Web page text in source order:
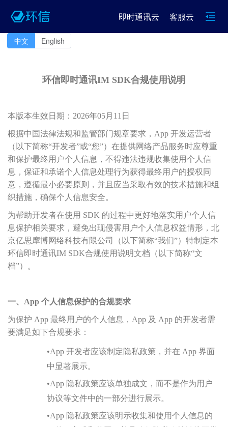
即时通讯云 客服云
中文 English
环信即时通讯IM SDK合规使用说明
本版本生效日期：2026年05月11日
根据中国法律法规和监管部门规章要求，App 开发运营者
（以下简称“开发者”或“您”）在提供网络产品服务时应尊重
和保护最终用户个人信息，不得违法违规收集使用个人信
息，保证和承诺个人信息处理行为获得最终用户的授权同
意，遵循最小必要原则，并且应当采取有效的技术措施和组
织措施，确保个人信息安全。
为帮助开发者在使用 SDK 的过程中更好地落实用户个人信
息保护相关要求，避免出现侵害用户个人信息权益情形，北
京亿思摩博网络科技有限公司（以下简称“我们”）特制定本
环信即时通讯IM SDK合规使用说明文档（以下简称“文
档”）。
一、App 个人信息保护的合规要求
为保护 App 最终用户的个人信息，App 及 App 的开发者需
要满足如下合规要求：
•App 开发者应该制定隐私政策，并在 App 界面
中显著展示。
•App 隐私政策应该单独成文，而不是作为用户
协议等文件中的一部分进行展示。
•App 隐私政策应该明示收集和使用个人信息的